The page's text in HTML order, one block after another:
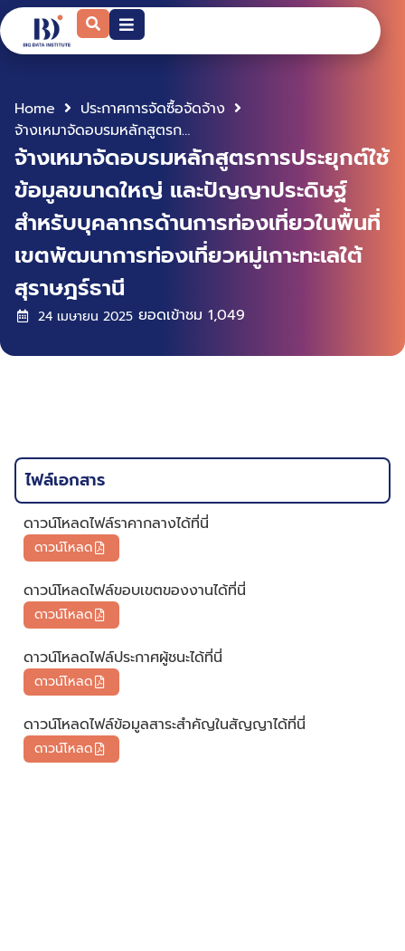
Home
ประกาศการจัดซื้อจัดจ้าง
จ้างเหมาจัดอบรมหลักสูตรการประยุกต์ใช้ข้อมูลขนาดใหญ่ และปัญญาประดิษฐ์ สำหรับบุคลากรด้านการท่องเที่ยวในพื้นที่เขตพัฒนาการท่องเที่ยวหมู่เกาะทะเลใต้ สุราษฎร์ธานี
จ้างเหมาจัดอบรมหลักสูตรการประยุกต์ใช้
ข้อมูลขนาดใหญ่ และปัญญาประดิษฐ์
สำหรับบุคลากรด้านการท่องเที่ยวในพื้นที่
เขตพัฒนาการท่องเที่ยวหมู่เกาะทะเลใต้
สุราษฎร์ธานี
24 เมษายน 2025 ยอดเข้าชม 1,049
ไฟล์เอกสาร
ดาวน์โหลดไฟล์ราคากลางได้ที่นี่
ดาวน์โหลด
ดาวน์โหลดไฟล์ขอบเขตของงานได้ที่นี่
ดาวน์โหลด
ดาวน์โหลดไฟล์ประกาศผู้ชนะได้ที่นี่
ดาวน์โหลด
ดาวน์โหลดไฟล์ข้อมูลสาระสำคัญในสัญญาได้ที่นี่
ดาวน์โหลด